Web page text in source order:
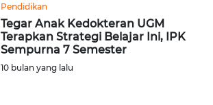
Pendidikan
Tegar Anak Kedokteran UGM
Terapkan Strategi Belajar Ini, IPK
Sempurna 7 Semester
10 bulan yang lalu